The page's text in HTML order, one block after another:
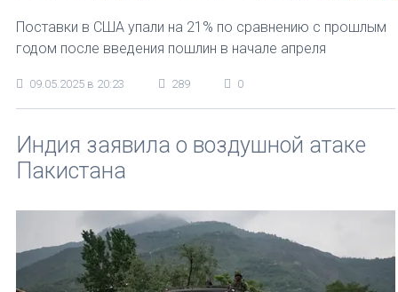
Поставки в США упали на 21% по сравнению с прошлым
годом после введения пошлин в начале апреля
09.05.2025 в 20:23 289 0
Индия заявила о воздушной атаке
Пакистана